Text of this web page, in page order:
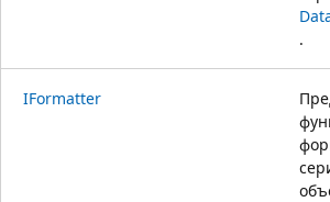
.
IFormatter